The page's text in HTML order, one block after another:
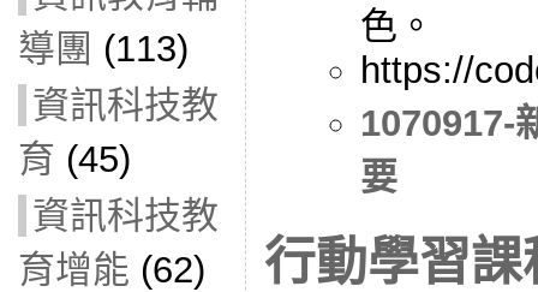
導團 (113)
資訊科技教
育 (45)
資訊科技教
育增能 (62)
色。
https://
1070917-
要
行動學習